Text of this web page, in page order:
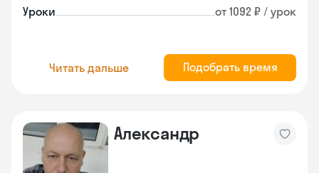
Уроки от 1092 ₽ / урок
Читать дальше Подобрать время
Александр